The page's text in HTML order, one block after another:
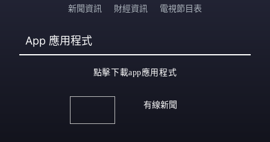
新聞資訊 財經資訊 電視節目表
App 應用程式
點擊下載app應用程式
有線新聞